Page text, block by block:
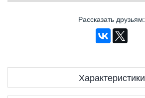
Рассказать друзьям:
Характеристики